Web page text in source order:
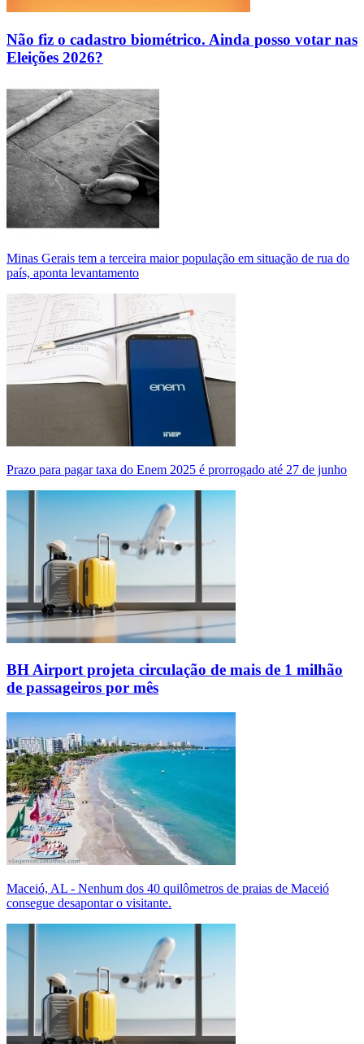
Não fiz o cadastro biométrico. Ainda posso votar nas
Eleições 2026?
Minas Gerais tem a terceira maior população em situação de rua do
país, aponta levantamento
Prazo para pagar taxa do Enem 2025 é prorrogado até 27 de junho
BH Airport projeta circulação de mais de 1 milhão
de passageiros por mês
Maceió, AL - Nenhum dos 40 quilômetros de praias de Maceió
consegue desapontar o visitante.